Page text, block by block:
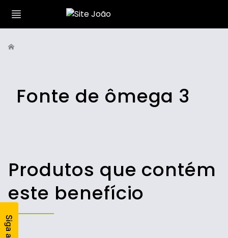
Fonte de ômega 3
Produtos que contém
este benefício